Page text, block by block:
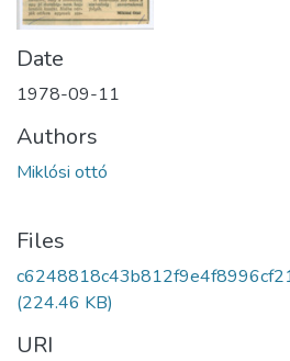
Date
1978-09-11
Authors
Miklósi ottó
Files
(224.46 KB)
URI